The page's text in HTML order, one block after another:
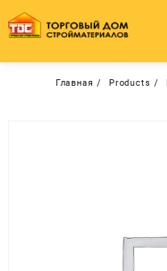
содержимому
Главная Products